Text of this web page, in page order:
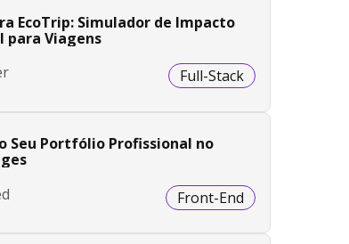
EcoTrip: Simulador de Impacto
para Viagens
Full-Stack
Seu Portfólio Profissional no
Front-End